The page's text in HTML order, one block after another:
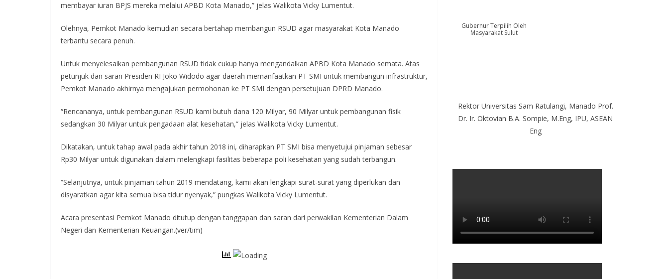
membayar iuran BPJS mereka melalui APBD Kota Manado,” jelas Walikota Vicky Lumentut.
Olehnya, Pemkot Manado kemudian secara bertahap membangun RSUD agar masyarakat Kota Manado
terbantu secara penuh.
Untuk menyelesaikan pembangunan RSUD tidak cukup hanya mengandalkan APBD Kota Manado semata. Atas
petunjuk dan saran Presiden RI Joko Widodo agar daerah memanfaatkan PT SMI untuk membangun infrastruktur,
Pemkot Manado akhirnya mengajukan permohonan ke PT SMI dengan persetujuan DPRD Manado.
“Rencananya, untuk pembangunan RSUD kami butuh dana 120 Milyar, 90 Milyar untuk pembangunan fisik
sedangkan 30 Milyar untuk pengadaan alat kesehatan,” jelas Walikota Vicky Lumentut.
Dikatakan, untuk tahap awal pada akhir tahun 2018 ini, diharapkan PT SMI bisa menyetujui pinjaman sebesar
Rp30 Milyar untuk digunakan dalam melengkapi fasilitas beberapa poli kesehatan yang sudah terbangun.
“Selanjutnya, untuk pinjaman tahun 2019 mendatang, kami akan lengkapi surat-surat yang diperlukan dan
disyaratkan agar kita semua bisa tidur nyenyak,” pungkas Walikota Vicky Lumentut.
Acara presentasi Pemkot Manado ditutup dengan tanggapan dan saran dari perwakilan Kementerian Dalam
Negeri dan Kementerian Keuangan.(ver/tim)
Gubernur Terpilih Oleh
Masyarakat Sulut
Rektor Universitas Sam Ratulangi, Manado Prof.
Dr. Ir. Oktovian B.A. Sompie, M.Eng, IPU, ASEAN
Eng